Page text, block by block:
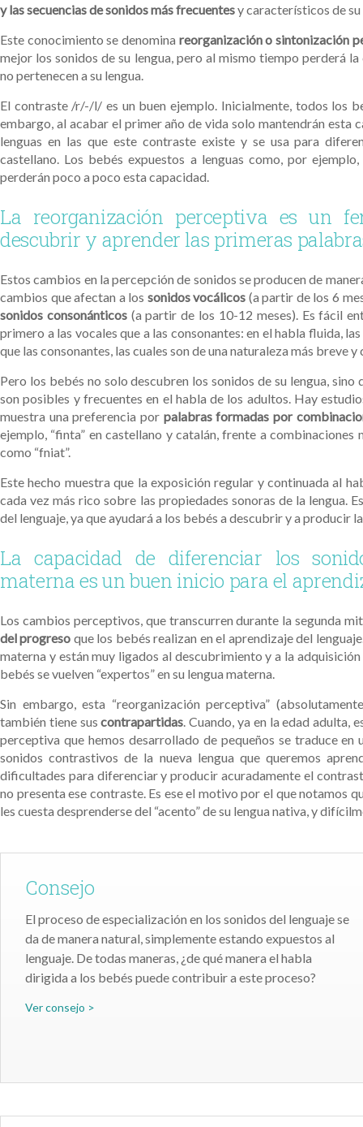
y las secuencias de sonidos más frecuentesy característicos de su
Este conocimiento se denomina reorganización o sintonización
mejor los sonidos de su lengua, pero al mismo tiempo perderá
no pertenecen a su lengua.
El contraste /r/-/l/ es un buen ejemplo. Inicialmente, todos los
embargo, al acabar el primer año de vida solo mantendrán esta
lenguas en las que este contraste existe y se usa para
castellano. Los bebés expuestos a lenguas como, por
perderán poco a poco esta capacidad.
La reorganización perceptiva es un
descubrir y aprender las primeras
Estos cambios en la percepción de sonidos se producen de
cambios que afectan a los sonidos vocálicos (a partir de los 6
sonidos consonánticos(a partir de los 10-12 meses). Es fácil
primero a las vocales que a las consonantes: en el habla fluida,
que las consonantes, las cuales son de una naturaleza más breve
Pero los bebés no solo descubren los sonidos de su lengua,
son posibles y frecuentes en el habla de los adultos. Hay
muestra una preferencia por palabras formadas por
ejemplo, “finta” en castellano y catalán, frente a
como “fniat”.
Este hecho muestra que la exposición regular y continuada al
cada vez más rico sobre las propiedades sonoras de la lengua.
del lenguaje, ya que ayudará a los bebés a descubrir y a producir
La capacidad de diferenciar los
materna es un buen inicio para el
Los cambios perceptivos, que transcurren durante la segunda
del progreso que los bebés realizan en el aprendizaje del
materna y están muy ligados al descubrimiento y a la
bebés se vuelven “expertos” en su lengua materna.
Sin embargo, esta “reorganización perceptiva”
también tiene suscontrapartidas. Cuando, ya en la edad adulta,
perceptiva que hemos desarrollado de pequeños se traduce
sonidos contrastivos de la nueva lengua que queremos
dificultades para diferenciar y producir acuradamente el
no presenta ese contraste. Es ese el motivo por el que notamos
les cuesta desprenderse del “acento” de su lengua nativa, y
Consejo
El proceso de especialización en los sonidos del lenguaje se
da de manera natural, simplemente estando expuestos al
lenguaje. De todas maneras, ¿de qué manera el habla
dirigida a los bebés puede contribuir a este proceso?
Ver consejo >